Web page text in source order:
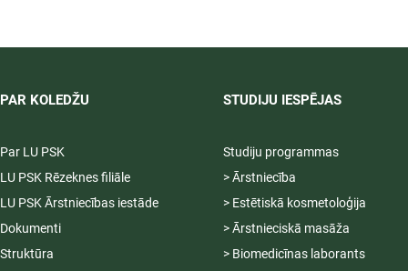
(PIETEIKŠANĀS ATVĒRTA)
PAR KOLEDŽU
Par LU PSK
LU PSK Rēzeknes filiāle
LU PSK Ārstniecības iestāde
Dokumenti
Struktūra
STUDIJU IESPĒJAS
Studiju programmas
> Ārstniecība
> Estētiskā kosmetoloģija
> Ārstnieciskā masāža
> Biomedicīnas laborants